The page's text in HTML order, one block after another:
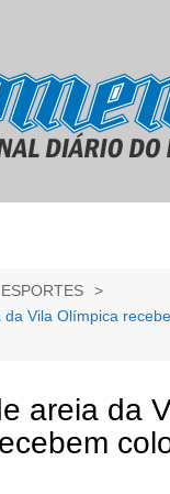
ESPORTES
Vila Olímpica
areia da